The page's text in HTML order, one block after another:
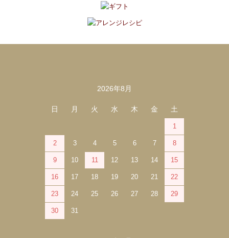
2026年8月
日 月 火 水 木 金 土
1
2 3 4 5 6 7 8
9 10 11 12 13 14 15
16 17 18 19 20 21 22
23 24 25 26 27 28 29
30 31